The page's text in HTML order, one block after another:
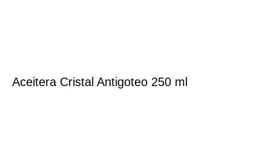
Aceitera Cristal Antigoteo 250 ml